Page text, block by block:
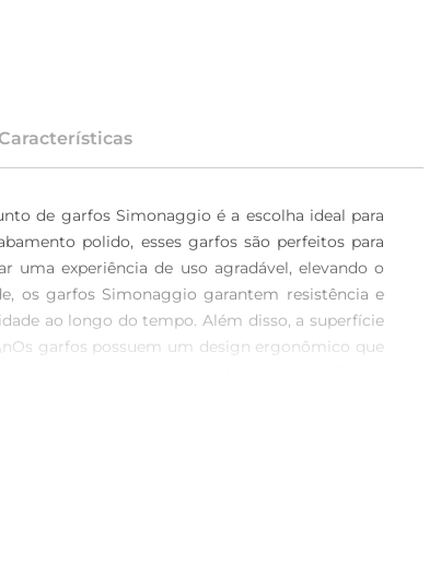
de garfos Simonaggio é a escolha ideal para
polido, esses garfos são perfeitos para
uma experiência de uso agradável, elevando o
os garfos Simonaggio garantem resistência e
ao longo do tempo. Além disso, a superfície
garfos possuem um design ergonômico que
semabrir mão da elegância.\n\nVersatilidade
em aço inoxidável não só confere um